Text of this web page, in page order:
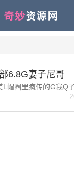
6.8G妻子尼哥
帽圈里疯传的G我Q